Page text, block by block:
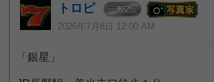
トロピ 一般2位
2026年7月8日 12:00 AM
「銀星」